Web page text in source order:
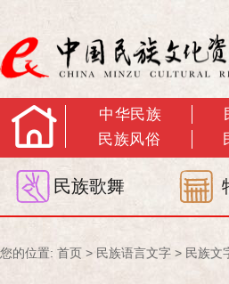
中华民族
民族风俗
民族歌舞
您的位置: 首页 > 民族语言文字 > 民族文